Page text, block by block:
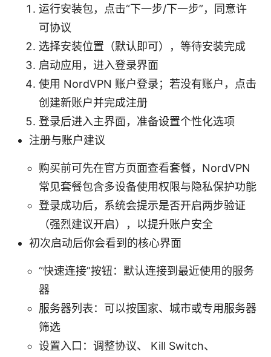
运行安装包，点击“下一步/下一步”，同意许
可协议
选择安装位置（默认即可），等待安装完成
启动应用，进入登录界面
使用 NordVPN 账户登录；若没有账户，点击
创建新账户并完成注册
登录后进入主界面，准备设置个性化选项
注册与账户建议
购买前可先在官方页面查看套餐，NordVPN
常见套餐包含多设备使用权限与隐私保护功能
登录成功后，系统会提示是否开启两步验证
（强烈建议开启），以提升账户安全
初次启动后你会看到的核心界面
“快速连接”按钮：默认连接到最近使用的服务
器
服务器列表：可以按国家、城市或专用服务器
筛选
设置入口：调整协议、 Kill Switch、